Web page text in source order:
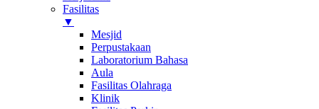
Fasilitas
▼
Mesjid
Perpustakaan
Laboratorium Bahasa
Aula
Fasilitas Olahraga
Klinik